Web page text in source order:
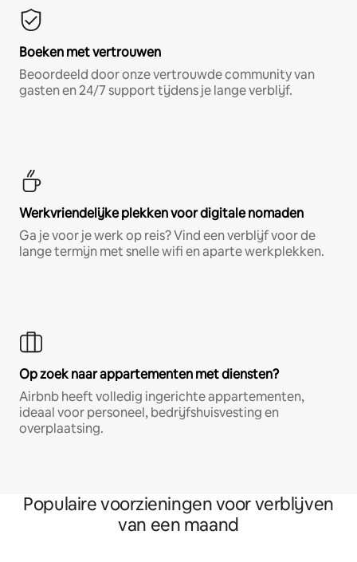
Boeken met vertrouwen
Beoordeeld door onze vertrouwde community van
gasten en 24/7 support tijdens je lange verblijf.
Werkvriendelijke plekken voor digitale nomaden
Ga je voor je werk op reis? Vind een verblijf voor de
lange termijn met snelle wifi en aparte werkplekken.
Op zoek naar appartementen met diensten?
Airbnb heeft volledig ingerichte appartementen,
ideaal voor personeel, bedrijfshuisvesting en
overplaatsing.
Populaire voorzieningen voor verblijven
van een maand